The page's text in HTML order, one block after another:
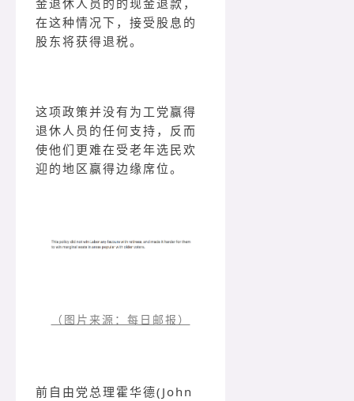
在这种情况下，接受股息的
股东将获得退税。
这项政策并没有为工党赢得
退休人员的任何支持，反而
使他们更难在受老年选民欢
迎的地区赢得边缘席位。
（图片来源：每日邮报）
前自由党总理霍华德(John